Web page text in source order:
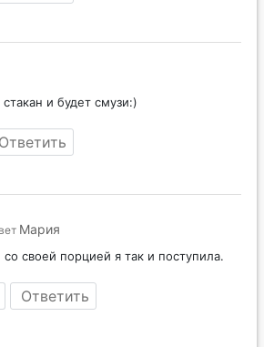
и будет смузи:)
Ответить
Мария
со своей порцией я так и поступила.
Ответить